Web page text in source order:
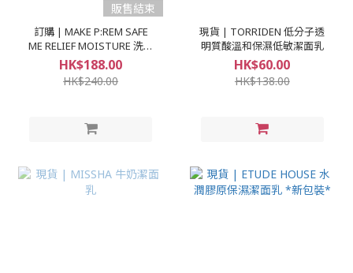
販售結束
訂購 | MAKE P:REM SAFE
ME RELIEF MOISTURE 洗面
奶 200ML+200ML補充裝送潔
面sponge
HK$188.00
HK$240.00
現貨 | TORRIDEN 低分子透
明質酸溫和保濕低敏潔面乳
HK$60.00
HK$138.00